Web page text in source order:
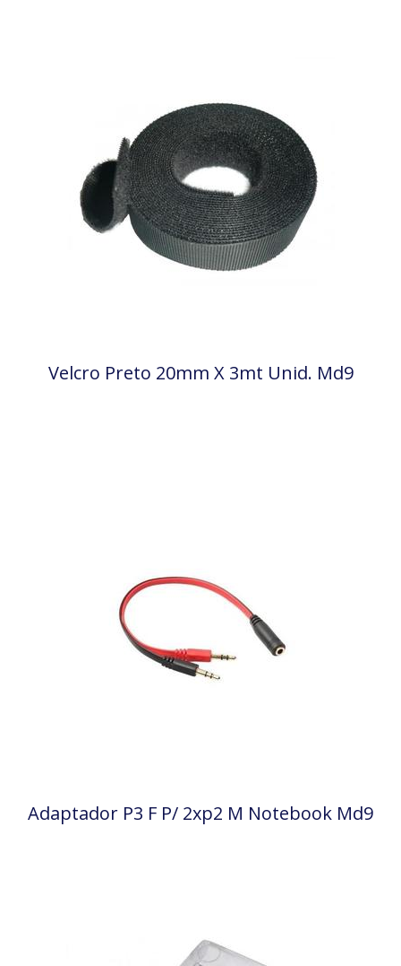
Velcro Preto 20mm X 3mt Unid. Md9
Adaptador P3 F P/ 2xp2 M Notebook Md9